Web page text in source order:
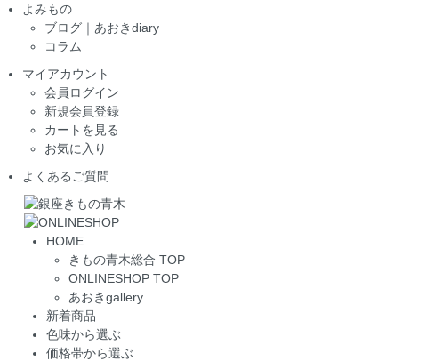
よみもの
ブログ｜あおきdiary
コラム
マイアカウント
会員ログイン
新規会員登録
カートを見る
お気に入り
よくあるご質問
HOME
きもの青木総合 TOP
ONLINESHOP TOP
あおきgallery
新着商品
色味から選ぶ
価格帯から選ぶ